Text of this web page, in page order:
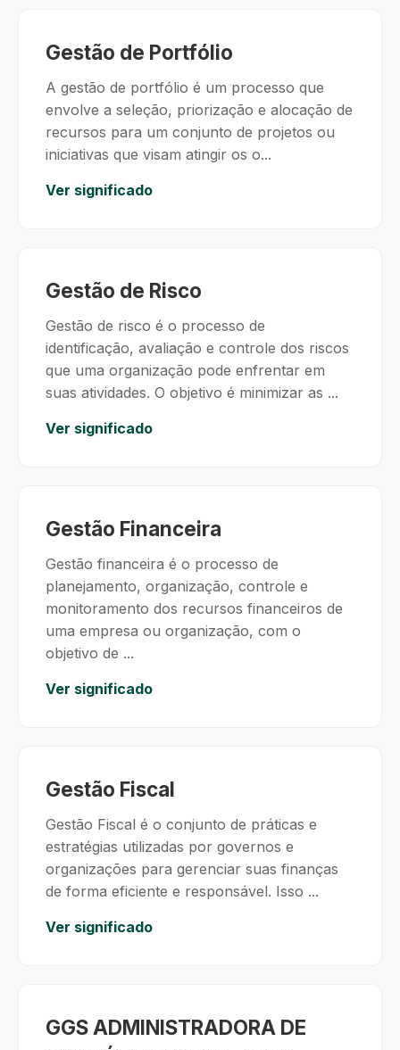
Gestão de Portfólio
A gestão de portfólio é um processo que
envolve a seleção, priorização e alocação de
recursos para um conjunto de projetos ou
iniciativas que visam atingir os o...
Ver significado
Gestão de Risco
Gestão de risco é o processo de
identificação, avaliação e controle dos riscos
que uma organização pode enfrentar em
suas atividades. O objetivo é minimizar as ...
Ver significado
Gestão Financeira
Gestão financeira é o processo de
planejamento, organização, controle e
monitoramento dos recursos financeiros de
uma empresa ou organização, com o
objetivo de ...
Ver significado
Gestão Fiscal
Gestão Fiscal é o conjunto de práticas e
estratégias utilizadas por governos e
organizações para gerenciar suas finanças
de forma eficiente e responsável. Isso ...
Ver significado
GGS ADMINISTRADORA DE